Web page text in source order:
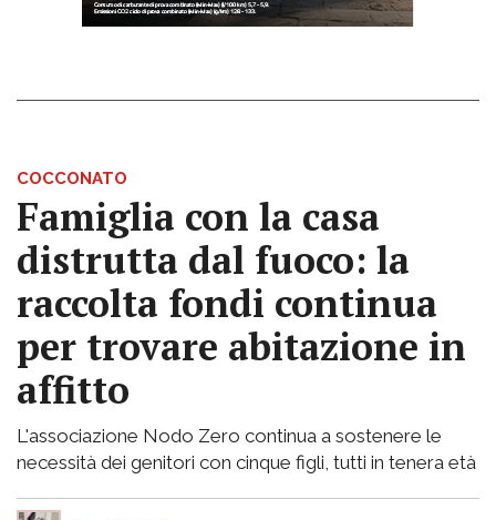
COCCONATO
Famiglia con la casa
distrutta dal fuoco: la
raccolta fondi continua
per trovare abitazione in
affitto
L'associazione Nodo Zero continua a sostenere le
necessità dei genitori con cinque figli, tutti in tenera età